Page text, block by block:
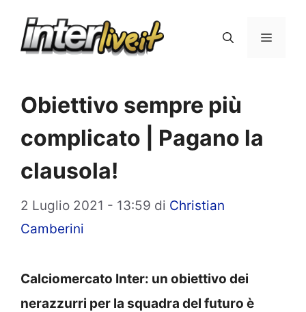
Menu
Obiettivo sempre più
complicato | Pagano la
clausola!
2 Luglio 2021 - 13:59 di Christian
Camberini
Calciomercato Inter: un obiettivo dei
nerazzurri per la squadra del futuro è